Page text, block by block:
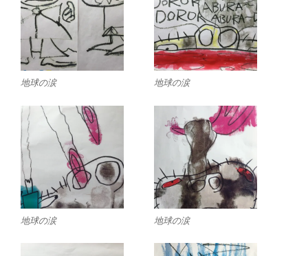
地球の涙 地球の涙
地球の涙 地球の涙